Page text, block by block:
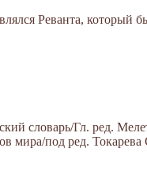
Реванта, который
словарь/Гл. ред.
мира/под ред. Токарева